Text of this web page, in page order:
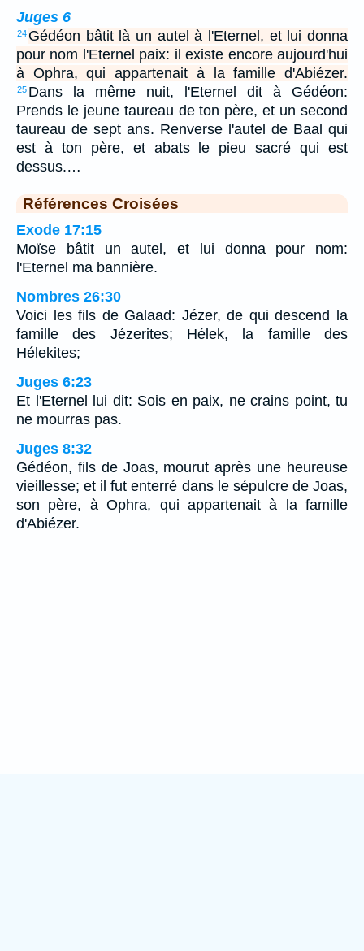
Juges 6
24 Gédéon bâtit là un autel à l'Eternel, et lui donna
pour nom l'Eternel paix: il existe encore aujourd'hui
à Ophra, qui appartenait à la famille d'Abiézer.
25 Dans la même nuit, l'Eternel dit à Gédéon:
Prends le jeune taureau de ton père, et un second
taureau de sept ans. Renverse l'autel de Baal qui
est à ton père, et abats le pieu sacré qui est
dessus.…
Références Croisées
Exode 17:15
Moïse bâtit un autel, et lui donna pour nom:
l'Eternel ma bannière.
Nombres 26:30
Voici les fils de Galaad: Jézer, de qui descend la
famille des Jézerites; Hélek, la famille des
Hélekites;
Juges 6:23
Et l'Eternel lui dit: Sois en paix, ne crains point, tu
ne mourras pas.
Juges 8:32
Gédéon, fils de Joas, mourut après une heureuse
vieillesse; et il fut enterré dans le sépulcre de Joas,
son père, à Ophra, qui appartenait à la famille
d'Abiézer.